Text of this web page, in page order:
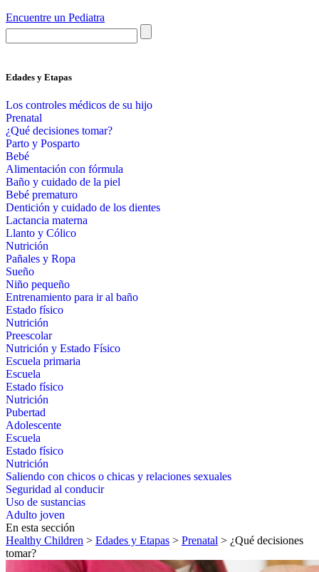
Encuentre un Pediatra
Edades y Etapas
Los controles médicos de su hijo
Prenatal
¿Qué decisiones tomar?
Parto y Posparto
Bebé
Alimentación con fórmula
Baño y cuidado de la piel
Bebé prematuro
Dentición y cuidado de los dientes
Lactancia materna
Llanto y Cólico
Nutrición
Pañales y Ropa
Sueño
Niño pequeño
Entrenamiento para ir al baño
Estado físico
Nutrición
Preescolar
Nutrición y Estado Físico
Escuela primaria
Escuela
Estado físico
Nutrición
Pubertad
Adolescente
Escuela
Estado físico
Nutrición
Saliendo con chicos o chicas y relaciones sexuales
Seguridad al conducir
Uso de sustancias
Adulto joven
En esta sección
Healthy Children > Edades y Etapas > Prenatal > ¿Qué decisiones
tomar?